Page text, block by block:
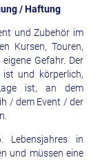
/ Haftung
und Zubehör im
Kursen, Touren,
Gefahr. Der
ist und körperlich,
ist, an dem
/ dem Event / der
Lebensjahres in
und müssen eine